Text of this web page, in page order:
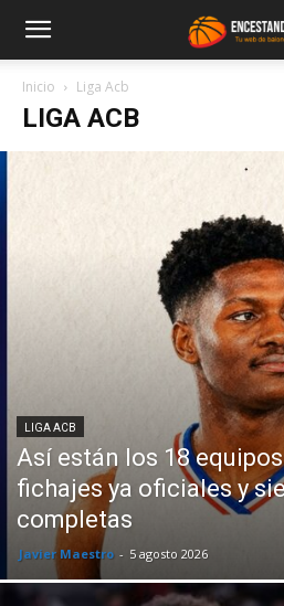
Inicio Liga Acb
LIGA ACB
LIGA ACB
Así están los 18
fichajes ya oficiales y
completas
Javier Maestro - 5 agosto 2026